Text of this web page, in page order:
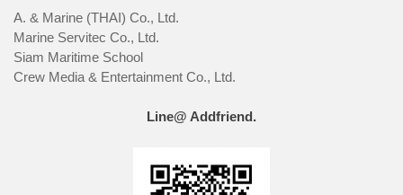
A. & Marine (THAI) Co., Ltd.
Marine Servitec Co., Ltd.
Siam Maritime School
Crew Media & Entertainment Co., Ltd.
Line@ Addfriend.